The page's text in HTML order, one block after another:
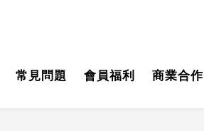
常見問題 會員福利 商業合作